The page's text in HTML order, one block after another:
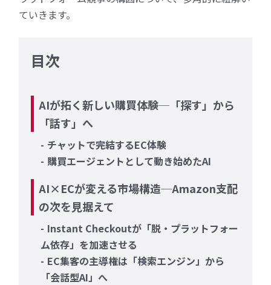
ていきます。
目次
AIが拓く新しい購買体験─「探す」から
「話す」へ
チャットで完結するEC体験
購買エージェントとして動き始めたAI
AI×ECが変える市場構造─Amazon支配
の次を見据えて
Instant Checkoutが「脱・プラットフォー
ム依存」を加速させる
EC集客の主導権は「検索エンジン」から
「会話型AI」へ